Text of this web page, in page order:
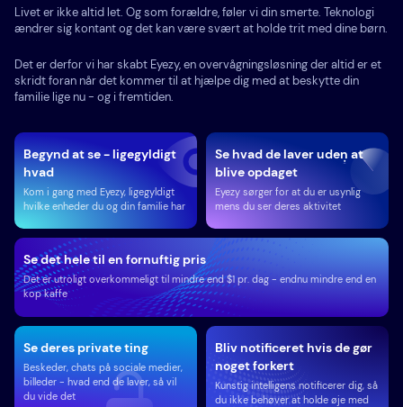
Livet er ikke altid let. Og som forældre, føler vi din smerte. Teknologi
ændrer sig kontant og det kan være svært at holde trit med dine børn.
Det er derfor vi har skabt Eyezy, en overvågningsløsning der altid er et
skridt foran når det kommer til at hjælpe dig med at beskytte din
familie lige nu - og i fremtiden.
Begynd at se - ligegyldigt
hvad
Kom i gang med Eyezy, ligegyldigt
hvilke enheder du og din familie har
Se hvad de laver uden at
blive opdaget
Eyezy sørger for at du er usynlig
mens du ser deres aktivitet
Se deres private ting
Beskeder, chats på sociale medier,
billeder - hvad end de laver, så vil
du vide det
Se det hele til en fornuftig pris
Det er utroligt overkommeligt til mindre end $1 pr. dag - endnu mindre end en
kop kaffe
Bliv notificeret hvis de gør
noget forkert
Kunstig intelligens notificerer dig, så
du ikke behøver at holde øje med